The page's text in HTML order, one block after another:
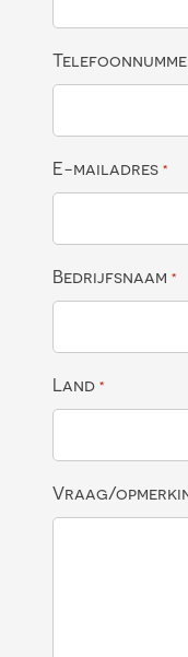
E-mailadres *
Bedrijfsnaam *
Land *
Vraag/